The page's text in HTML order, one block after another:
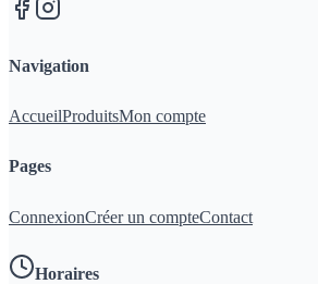
Navigation
AccueilProduitsMon compte
Pages
ConnexionCréer un compteContact
Horaires